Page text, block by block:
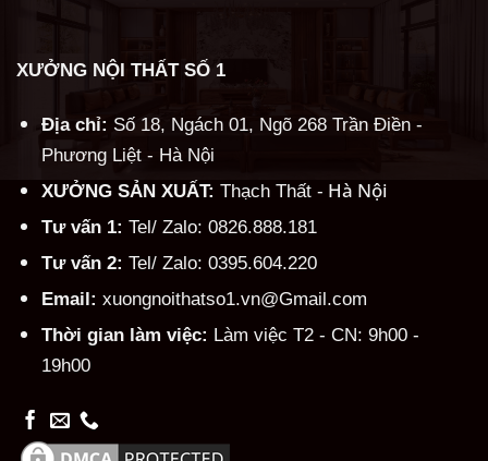
XƯỞNG NỘI THẤT SỐ 1
Địa chỉ: Số 18, Ngách 01, Ngõ 268 Trần Điền -
Phương Liệt - Hà Nội
XƯỞNG SẢN XUẤT: Thạch Thất - Hà Nội
Tư vấn 1: Tel/ Zalo: 0826.888.181
Tư vấn 2: Tel/ Zalo: 0395.604.220
Email: xuongnoithatso1.vn@Gmail.com
Thời gian làm việc: Làm việc T2 - CN: 9h00 -
19h00